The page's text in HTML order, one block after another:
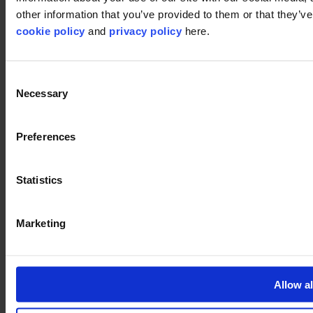
other information that you’ve provided to them or that
cookie policy and privacy policy here.
Selection
Necessary
Preferences
Statistics
Marketing
Allow
©2026 modulyss.
Cookie policy